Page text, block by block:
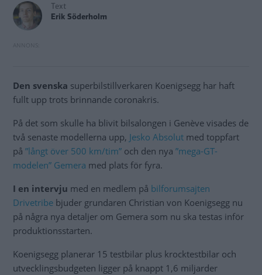
Text
Erik Söderholm
Den svenska superbilstillverkaren Koenigsegg har haft
fullt upp trots brinnande coronakris.
På det som skulle ha blivit bilsalongen i Genève visades de
två senaste modellerna upp, Jesko Absolut med toppfart
på ”långt över 500 km/tim” och den nya ”mega-GT-
modelen” Gemera med plats för fyra.
I en intervju med en medlem på bilforumsajten
Drivetribe bjuder grundaren Christian von Koenigsegg nu
på några nya detaljer om Gemera som nu ska testas inför
produktionsstarten.
Koenigsegg planerar 15 testbilar plus krocktestbilar och
utvecklingsbudgeten ligger på knappt 1,6 miljarder